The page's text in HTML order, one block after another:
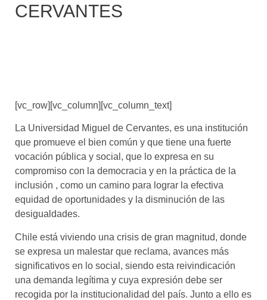
CERVANTES
[vc_row][vc_column][vc_column_text]
La Universidad Miguel de Cervantes, es una institución
que promueve el bien común y que tiene una fuerte
vocación pública y social, que lo expresa en su
compromiso con la democracia y en la práctica de la
inclusión , como un camino para lograr la efectiva
equidad de oportunidades y la disminución de las
desigualdades.
Chile está viviendo una crisis de gran magnitud, donde
se expresa un malestar que reclama, avances más
significativos en lo social, siendo esta reivindicación
una demanda legítima y cuya expresión debe ser
recogida por la institucionalidad del país. Junto a ello es